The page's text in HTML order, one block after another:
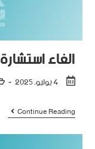
الغاء استشارة
4 يوليو، 2025
Continue Reading